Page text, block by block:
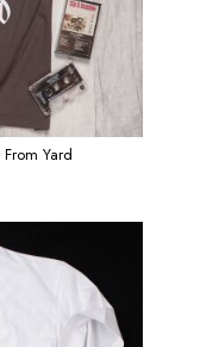
Yard